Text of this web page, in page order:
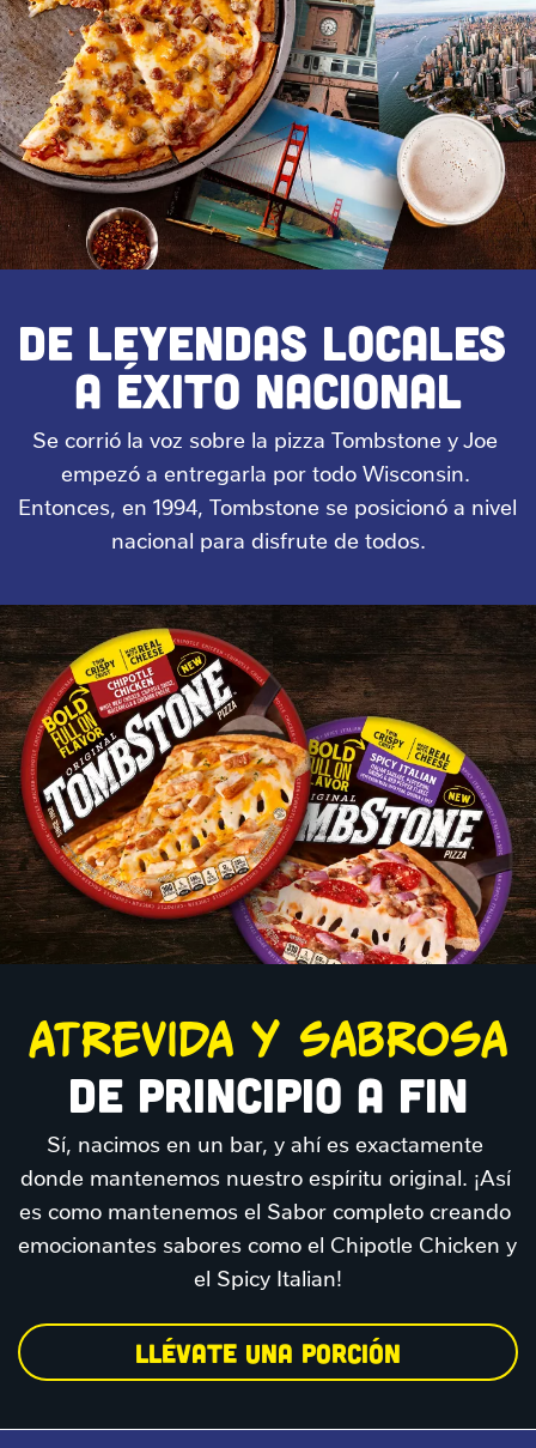
DE LEYENDAS LOCALES
A ÉXITO NACIONAL
Se corrió la voz sobre la pizza Tombstone y Joe
empezó a entregarla por todo Wisconsin.
Entonces, en 1994, Tombstone se posicionó a nivel
nacional para disfrute de todos.
ATREVIDA Y SABROSA
DE PRINCIPIO A FIN
Sí, nacimos en un bar, y ahí es exactamente
donde mantenemos nuestro espíritu original. ¡Así
es como mantenemos el Sabor completo creando
emocionantes sabores como el Chipotle Chicken y
el Spicy Italian!
LLÉVATE UNA PORCIÓN